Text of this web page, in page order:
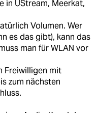
in UStream, Meerkat,
Volumen. Wer
es das gibt), kann das
man für WLAN vor
Freiwilligen mit
zum nächsten